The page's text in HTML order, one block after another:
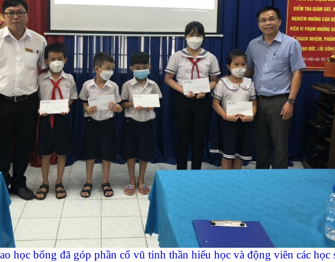
bổng đã góp phần cổ vũ tinh thần hiếu học và động viên các học